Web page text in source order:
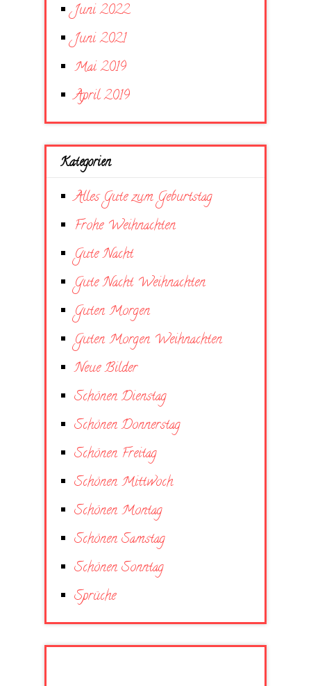
Juni 2022
Juni 2021
Mai 2019
April 2019
Kategorien
Alles Gute zum Geburtstag
Frohe Weihnachten
Gute Nacht
Gute Nacht Weihnachten
Guten Morgen
Guten Morgen Weihnachten
Neue Bilder
Schönen Dienstag
Schönen Donnerstag
Schönen Freitag
Schönen Mittwoch
Schönen Montag
Schönen Samstag
Schönen Sonntag
Sprüche